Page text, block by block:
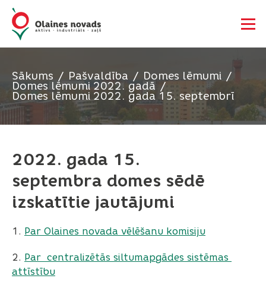
Sākums Pašvaldība Domes lēmumi
Domes lēmumi 2022. gadā
Domes lēmumi 2022. gada 15. septembrī
2022. gada 15.
septembra domes sēdē
izskatītie jautājumi
1. Par Olaines novada vēlēšanu komisiju
2. Par centralizētās siltumapgādes sistēmas
attīstību